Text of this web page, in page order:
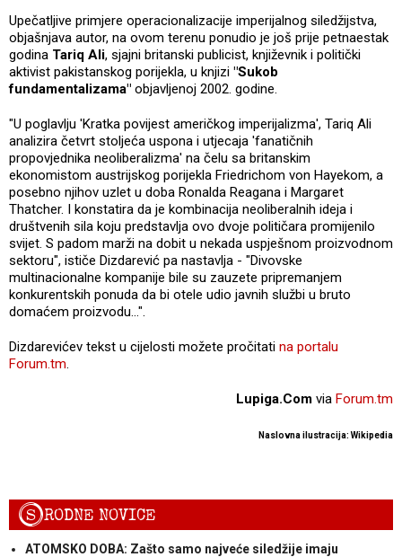
Upečatljive primjere operacionalizacije imperijalnog siledžijstva,
objašnjava autor, na ovom terenu ponudio je još prije petnaestak
godina Tariq Ali, sjajni britanski publicist, književnik i politički
aktivist pakistanskog porijekla, u knjizi "Sukob
fundamentalizama" objavljenoj 2002. godine.
"U poglavlju 'Kratka povijest američkog imperijalizma', Tariq Ali
analizira četvrt stoljeća uspona i utjecaja 'fanatičnih
propovjednika neoliberalizma' na čelu sa britanskim
ekonomistom austrijskog porijekla Friedrichom von Hayekom, a
posebno njihov uzlet u doba Ronalda Reagana i Margaret
Thatcher. I konstatira da je kombinacija neoliberalnih ideja i
društvenih sila koju predstavlja ovo dvoje političara promijenilo
svijet. S padom marži na dobit u nekada uspješnom proizvodnom
sektoru", ističe Dizdarević pa nastavlja - "Divovske
multinacionalne kompanije bile su zauzete pripremanjem
konkurentskih ponuda da bi otele udio javnih službi u bruto
domaćem proizvodu...".
Dizdarevićev tekst u cijelosti možete pročitati na portalu
Forum.tm.
Lupiga.Com via Forum.tm
Naslovna ilustracija: Wikipedia
SRODNE NOVICE
ATOMSKO DOBA: Zašto samo najveće siledžije imaju